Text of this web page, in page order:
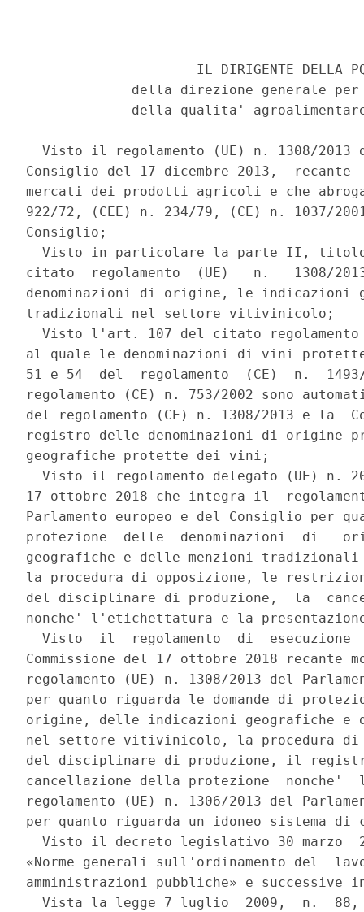
IL DIRIGENTE DELLA
della direzione generale
della qualita'
Visto il regolamento (UE) n. 1308/2013
Consiglio del 17 dicembre 2013,  recante
mercati dei prodotti agricoli e che
922/72, (CEE) n. 234/79, (CE) n. 1037/
Consiglio;
Visto in particolare la parte II,
citato  regolamento  (UE)   n.   1308/
denominazioni di origine, le indicazioni
tradizionali nel settore vitivinicolo;
Visto l'art. 107 del citato
al quale le denominazioni di vini
51 e 54  del  regolamento  (CE)  n.
regolamento (CE) n. 753/2002 sono
del regolamento (CE) n. 1308/2013 e la
registro delle denominazioni di origine
geografiche protette dei vini;
Visto il regolamento delegato (UE) n.
17 ottobre 2018 che integra il
Parlamento europeo e del Consiglio per
protezione  delle  denominazioni  di
geografiche e delle menzioni
la procedura di opposizione, le
del disciplinare di produzione,  la
nonche' l'etichettatura e la
Visto  il  regolamento  di  esecuzione
Commissione del 17 ottobre 2018
regolamento (UE) n. 1308/2013 del
per quanto riguarda le domande di
origine, delle indicazioni geografiche e
nel settore vitivinicolo, la procedura di
del disciplinare di produzione, il
cancellazione della protezione
regolamento (UE) n. 1306/2013 del
per quanto riguarda un idoneo sistema
Visto il decreto legislativo 30 marzo
«Norme generali sull'ordinamento del
amministrazioni pubbliche» e
Vista la legge 7 luglio  2009,  n.